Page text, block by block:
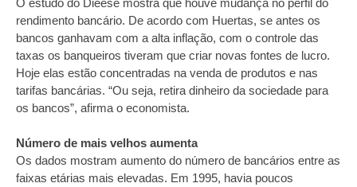
rendimento bancário. De acordo com Huertas, se antes os
bancos ganhavam com a alta inflação, com o controle das
taxas os banqueiros tiveram que criar novas fontes de lucro.
Hoje elas estão concentradas na venda de produtos e nas
tarifas bancárias. “Ou seja, retira dinheiro da sociedade para
os bancos”, afirma o economista.
Número de mais velhos aumenta
Os dados mostram aumento do número de bancários entre as
faixas etárias mais elevadas. Em 1995, havia poucos